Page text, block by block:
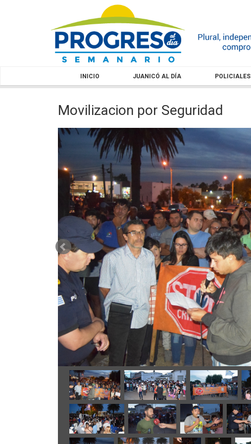
INICIO JUANICÓ AL DÍA POLICIALES
Movilizacion por Seguridad